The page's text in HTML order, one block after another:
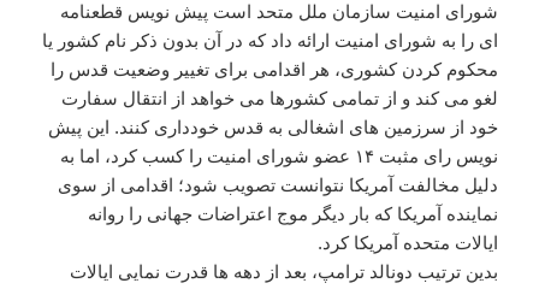
شورای امنیت سازمان ملل متحد است پیش نویس قطعنامه
ای را به شورای امنیت ارائه داد که در آن بدون ذکر نام کشور یا
محکوم کردن کشوری، هر اقدامی برای تغییر وضعیت قدس را
لغو می کند و از تمامی کشورها می خواهد از انتقال سفارت
خود از سرزمین های اشغالی به قدس خودداری کنند. این پیش
نویس رای مثبت ۱۴ عضو شورای امنیت را کسب کرد، اما به
دلیل مخالفت آمریکا نتوانست تصویب شود؛ اقدامی از سوی
نماینده آمریکا که بار دیگر موج اعتراضات جهانی را روانه
ایالات متحده آمریکا کرد.
بدین ترتیب دونالد ترامپ، بعد از دهه ها قدرت نمایی ایالات